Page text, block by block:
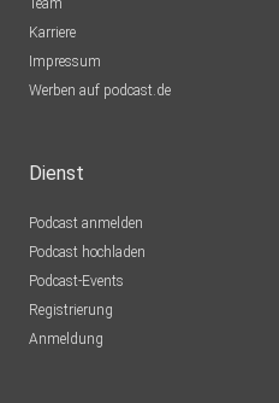
Team
Karriere
Impressum
Werben auf podcast.de
Dienst
Podcast anmelden
Podcast hochladen
Podcast-Events
Registrierung
Anmeldung